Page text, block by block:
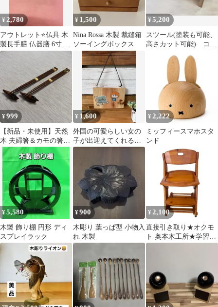
¥2,780
アウトレット⭐️仏具 木
製長手膳 仏器膳 6寸 黒
檀 新品
¥ 1,500
Nina Rossa 木製 裁縫箱
ソーイングボックス
¥5,200
スツール(塗装も可能、
高さカット可能) コの
字ラック 踏み台
¥999
【新品・未使用】天然
木 夫婦箸＆カモの箸置
きセット 木目調 和風
ギフト
¥ 1,600
外国の可愛らしい女の
子が出迎えてくれるカ
フェ風ウッドボード
¥ 2,222
ミッフィースマホスタ
ンド
¥5,580
木製 飾り棚 円形 ディ
スプレイラック
¥900
木彫り 葉っぱ型 小物入
れ 木製
¥ 2,100
直接引き取り★オクモ
ト 奥本木工所★学習机
チェア 椅子 木製 天然